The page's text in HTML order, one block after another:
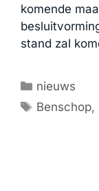
komende
stand zal
Categorieën
nieuws
Tags
Benschop,